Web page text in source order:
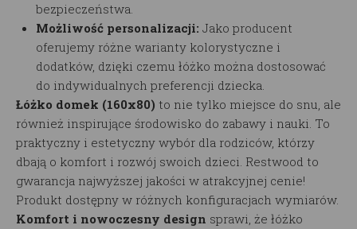
bezpieczeństwa.
Możliwość personalizacji: Jako producent
oferujemy różne warianty kolorystyczne i
dodatków, dzięki czemu łóżko można dostosować
do indywidualnych preferencji dziecka.
Łóżko domek (160x80) to nie tylko miejsce do snu, ale
również inspirujące środowisko do zabawy i nauki. To
praktyczny i estetyczny wybór dla rodziców, którzy
dbają o komfort i rozwój swoich dzieci. Restwood to
gwarancja najwyższej jakości w atrakcyjnej cenie!
Produkt dostępny w różnych konfiguracjach wymiarów.
Komfort i nowoczesny design sprawi, że łóżko